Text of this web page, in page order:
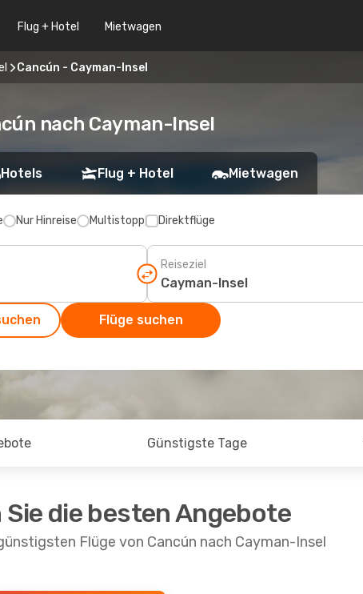
Flug + Hotel Mietwagen
Cancún - Cayman-Insel
nach Cayman-Insel
Hotels Flug + Hotel Mietwagen
Nur Hinreise Multistopp Direktflüge
Reiseziel
Flüge suchen
Günstigste Tage
die besten Angebote
Flüge von Cancún nach Cayman-Insel